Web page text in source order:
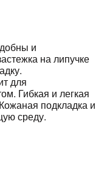
и
на липучке
для
Гибкая и легкая
подкладка и
среду.